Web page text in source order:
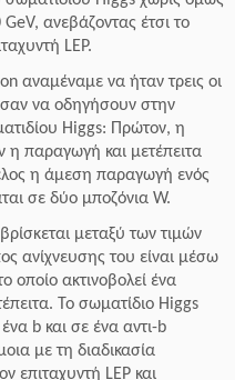
ανεβάζοντας έτσι το
LEP.
αναμέναμε να ήταν τρεις οι
να οδηγήσουν στην
Higgs: Πρώτον, η
η παραγωγή και μετέπειτα
η άμεση παραγωγή ενός
σε δύο μποζόνια W.
μεταξύ των τιμών
ανίχνευσης του είναι μέσω
οποίο ακτινοβολεί ένα
Το σωματίδιο Higgs
b και σε ένα αντι-b
με τη διαδικασία
επιταχυντή LEP και